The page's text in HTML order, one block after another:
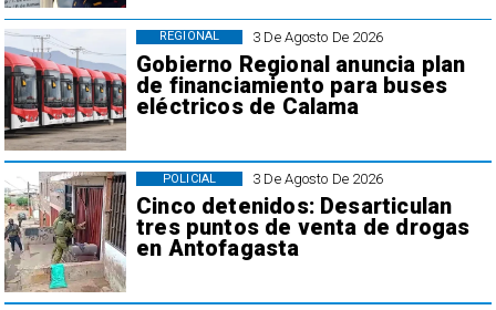
3 De Agosto De 2026
Gobierno Regional anuncia plan
de financiamiento para buses
eléctricos de Calama
REGIONAL
3 De Agosto De 2026
Cinco detenidos: Desarticulan
tres puntos de venta de drogas
en Antofagasta
POLICIAL